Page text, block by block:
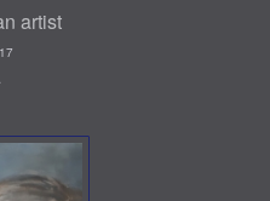
artist